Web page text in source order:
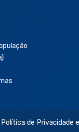
Política de Privacidade